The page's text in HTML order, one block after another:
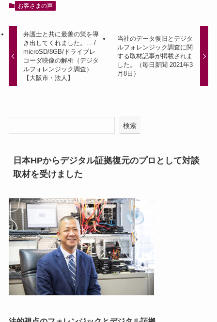
お客さまの声
弁護士と共に最善の策を導
き出してくれました。... /
microSD/8GB/ドライブレ
コーダ映像の解析（デジタ
ルフォレンジック調査）
【大阪市・法人】
当社のデータ復旧とデジタ
ルフォレンジック調査に関
する取材記事が掲載されま
した。（毎日新聞 2021年3
月8日）
検索
日本HPからデジタル証拠復元のプロとして対談
取材を受けました